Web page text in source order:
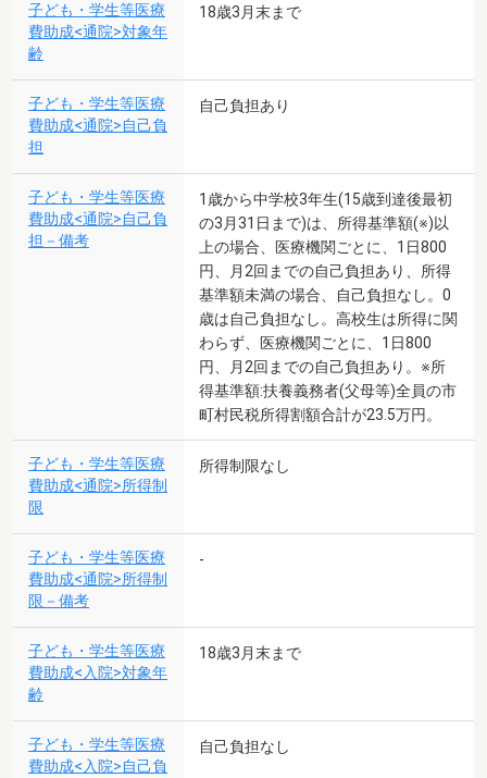
子ども・学生等医療
費助成<通院>対象年
齢
18歳3月末まで
子ども・学生等医療
費助成<通院>自己負
担
自己負担あり
子ども・学生等医療
費助成<通院>自己負
担－備考
1歳から中学校3年生(15歳到達後最初
の3月31日まで)は、所得基準額(※)以
上の場合、医療機関ごとに、1日800
円、月2回までの自己負担あり、所得
基準額未満の場合、自己負担なし。0
歳は自己負担なし。高校生は所得に関
わらず、医療機関ごとに、1日800
円、月2回までの自己負担あり。※所
得基準額:扶養義務者(父母等)全員の市
町村民税所得割額合計が23.5万円。
子ども・学生等医療
費助成<通院>所得制
限
所得制限なし
子ども・学生等医療
費助成<通院>所得制
限－備考
-
子ども・学生等医療
費助成<入院>対象年
齢
18歳3月末まで
子ども・学生等医療
費助成<入院>自己負
自己負担なし